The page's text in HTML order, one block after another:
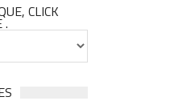
CLICK
.